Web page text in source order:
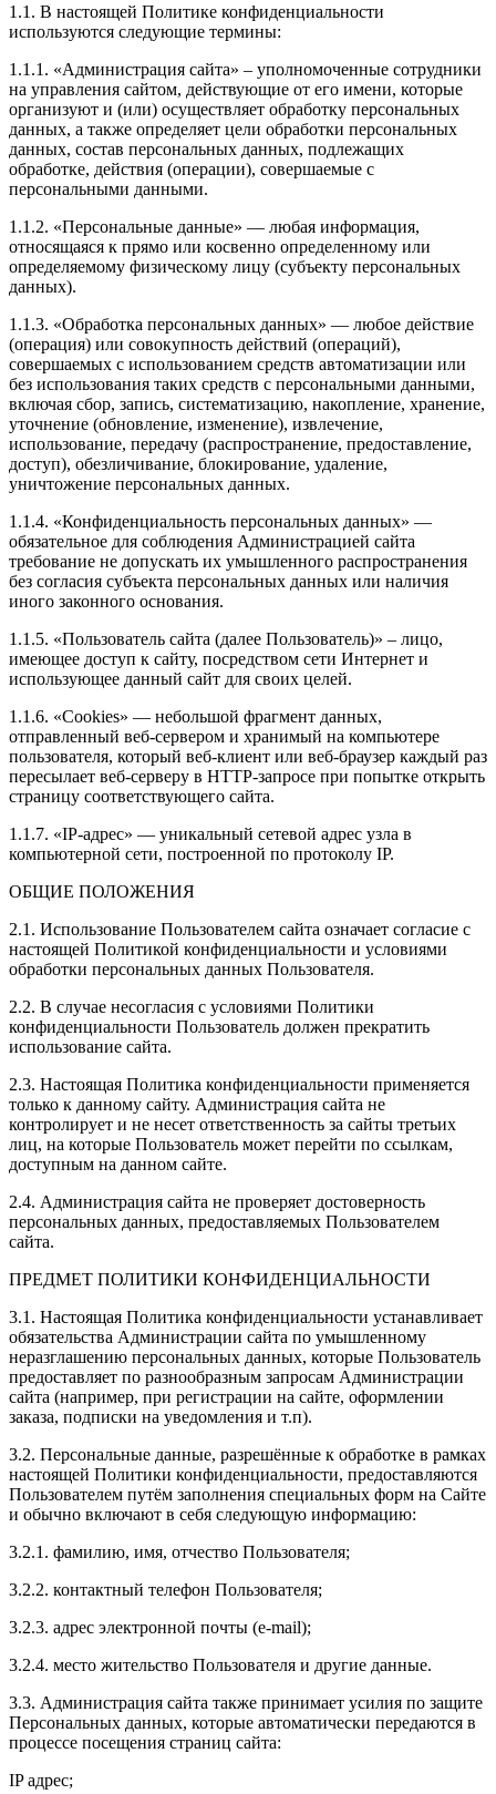
1.1. В настоящей Политике конфиденциальности
используются следующие термины:
1.1.1. «Администрация сайта» – уполномоченные сотрудники
на управления сайтом, действующие от его имени, которые
организуют и (или) осуществляет обработку персональных
данных, а также определяет цели обработки персональных
данных, состав персональных данных, подлежащих
обработке, действия (операции), совершаемые с
персональными данными.
1.1.2. «Персональные данные» — любая информация,
относящаяся к прямо или косвенно определенному или
определяемому физическому лицу (субъекту персональных
данных).
1.1.3. «Обработка персональных данных» — любое действие
(операция) или совокупность действий (операций),
совершаемых с использованием средств автоматизации или
без использования таких средств с персональными данными,
включая сбор, запись, систематизацию, накопление, хранение,
уточнение (обновление, изменение), извлечение,
использование, передачу (распространение, предоставление,
доступ), обезличивание, блокирование, удаление,
уничтожение персональных данных.
1.1.4. «Конфиденциальность персональных данных» —
обязательное для соблюдения Администрацией сайта
требование не допускать их умышленного распространения
без согласия субъекта персональных данных или наличия
иного законного основания.
1.1.5. «Пользователь сайта (далее Пользователь)» – лицо,
имеющее доступ к сайту, посредством сети Интернет и
использующее данный сайт для своих целей.
1.1.6. «Cookies» — небольшой фрагмент данных,
отправленный веб-сервером и хранимый на компьютере
пользователя, который веб-клиент или веб-браузер каждый раз
пересылает веб-серверу в HTTP-запросе при попытке открыть
страницу соответствующего сайта.
1.1.7. «IP-адрес» — уникальный сетевой адрес узла в
компьютерной сети, построенной по протоколу IP.
ОБЩИЕ ПОЛОЖЕНИЯ
2.1. Использование Пользователем сайта означает согласие с
настоящей Политикой конфиденциальности и условиями
обработки персональных данных Пользователя.
2.2. В случае несогласия с условиями Политики
конфиденциальности Пользователь должен прекратить
использование сайта.
2.3. Настоящая Политика конфиденциальности применяется
только к данному сайту. Администрация сайта не
контролирует и не несет ответственность за сайты третьих
лиц, на которые Пользователь может перейти по ссылкам,
доступным на данном сайте.
2.4. Администрация сайта не проверяет достоверность
персональных данных, предоставляемых Пользователем
сайта.
ПРЕДМЕТ ПОЛИТИКИ КОНФИДЕНЦИАЛЬНОСТИ
3.1. Настоящая Политика конфиденциальности устанавливает
обязательства Администрации сайта по умышленному
неразглашению персональных данных, которые Пользователь
предоставляет по разнообразным запросам Администрации
сайта (например, при регистрации на сайте, оформлении
заказа, подписки на уведомления и т.п).
3.2. Персональные данные, разрешённые к обработке в рамках
настоящей Политики конфиденциальности, предоставляются
Пользователем путём заполнения специальных форм на Сайте
и обычно включают в себя следующую информацию:
3.2.1. фамилию, имя, отчество Пользователя;
3.2.2. контактный телефон Пользователя;
3.2.3. адрес электронной почты (e-mail);
3.2.4. место жительство Пользователя и другие данные.
3.3. Администрация сайта также принимает усилия по защите
Персональных данных, которые автоматически передаются в
процессе посещения страниц сайта:
IP адрес;